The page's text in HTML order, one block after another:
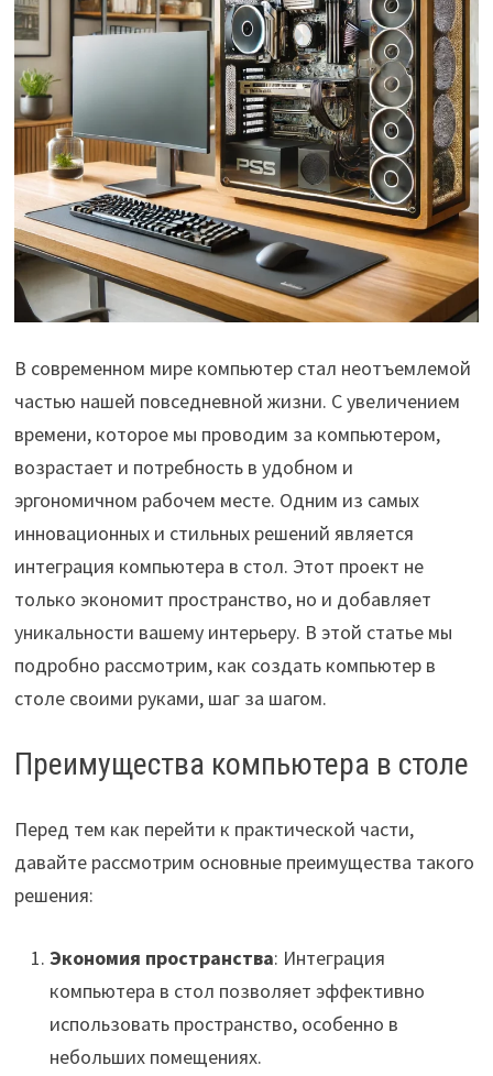
В современном мире компьютер стал неотъемлемой
частью нашей повседневной жизни. С увеличением
времени, которое мы проводим за компьютером,
возрастает и потребность в удобном и
эргономичном рабочем месте. Одним из самых
инновационных и стильных решений является
интеграция компьютера в стол. Этот проект не
только экономит пространство, но и добавляет
уникальности вашему интерьеру. В этой статье мы
подробно рассмотрим, как создать компьютер в
столе своими руками, шаг за шагом.
Преимущества компьютера в столе
Перед тем как перейти к практической части,
давайте рассмотрим основные преимущества такого
решения:
Экономия пространства: Интеграция
компьютера в стол позволяет эффективно
использовать пространство, особенно в
небольших помещениях.